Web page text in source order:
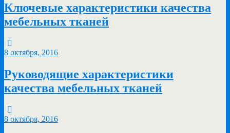
Ключевые характеристики качества
мебельных тканей
8 октября, 2016
Руководящие характеристики
качества мебельных тканей
8 октября, 2016